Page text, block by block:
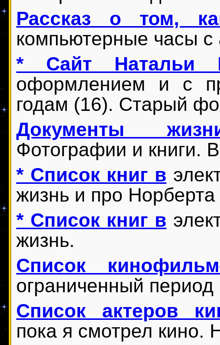
Рассказ о том,
компьютерные часы с
* Сайт Натальи
оформлением и с
годам (16). Старый
Документы
Фотографии и книги.
* Список книг в
жизнь и про
* Список книг в
жизнь.
Список
ограниченный
Список актеров
пока я смотрел кино.